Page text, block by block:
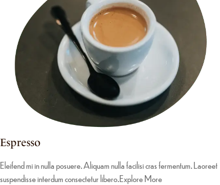
Espresso
Eleifend mi in nulla posuere. Aliquam nulla facilisi cras fermentum. Laoreet
suspendisse interdum consectetur libero.Explore More